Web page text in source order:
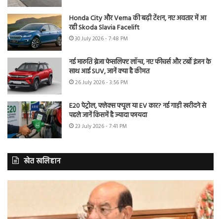
Honda City और Verna की बढ़ी टेंशन, नए अवतार में आ
रही Skoda Slavia Facelift
30 July 2026 - 7:48 PM
नई मारुति ब्रेजा फेसलिफ्ट लॉन्च, नए फीचर्स और टर्बो इंजन के
साथ आई SUV, जानें क्या है कीमत
26 July 2026 - 3:56 PM
E20 पेट्रोल, फ्लेक्स फ्यूल या EV कार? नई गाड़ी खरीदने से
पहले जानें किसमें है ज्यादा फायदा
23 July 2026 - 7:41 PM
खेत खलिहान